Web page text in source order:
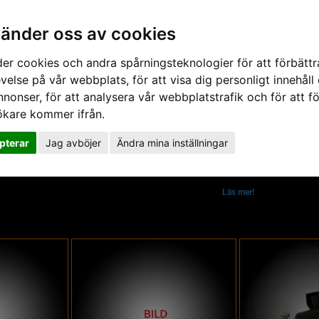
oss av cookies
cookies och andra spårningsteknologier för att
på vår webbplats, för att visa dig personligt innehåll
för att analysera vår webbplatstrafik och för att
kommer ifrån.
Jag avböjer Ändra mina inställningar
Nyheter Om Ljusteknik
för museer
fibre group att tillverka fiberoptik. RobLight är idag ett eget bolag med
Läs mer!